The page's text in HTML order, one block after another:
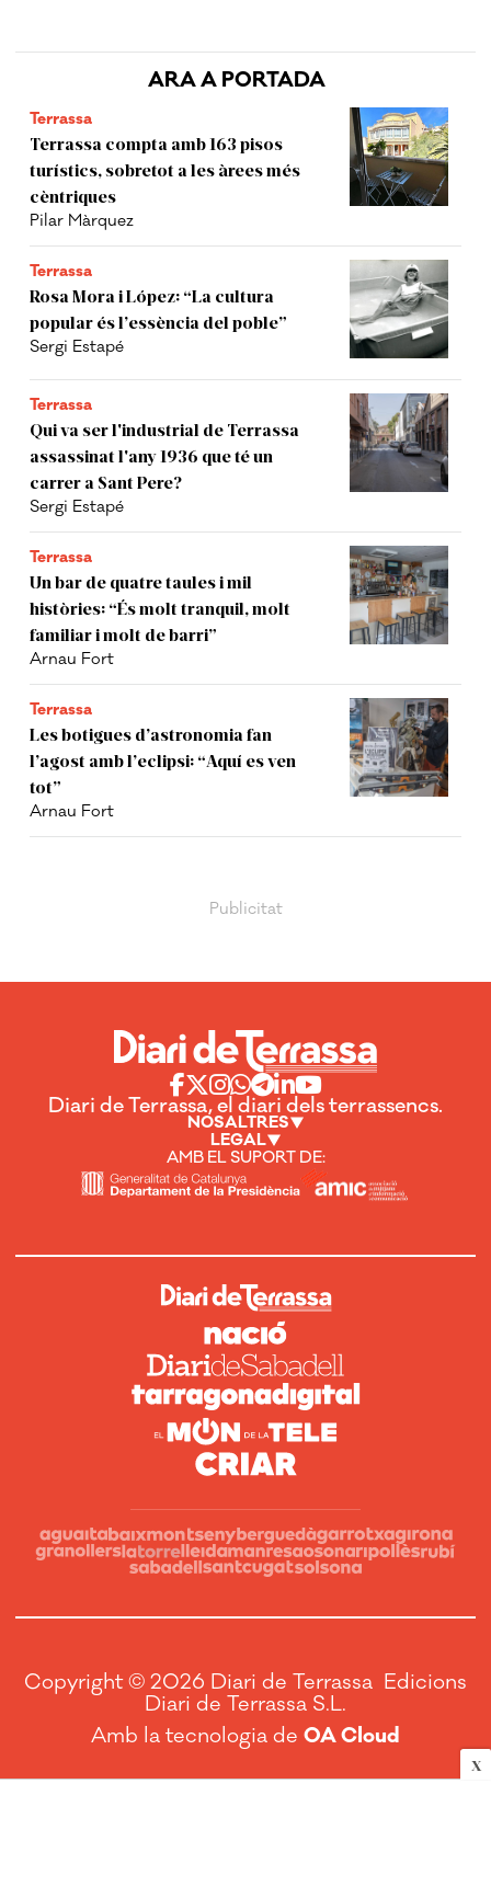
X
ARA A PORTADA
Terrassa
Terrassa compta amb 163 pisos
turístics, sobretot a les àrees més
cèntriques
Pilar Màrquez
Terrassa
Rosa Mora i López: “La cultura
popular és l’essència del poble”
Sergi Estapé
Terrassa
Qui va ser l'industrial de Terrassa
assassinat l'any 1936 que té un
carrer a Sant Pere?
Sergi Estapé
Terrassa
Un bar de quatre taules i mil
històries: “És molt tranquil, molt
familiar i molt de barri”
Arnau Fort
Terrassa
Les botigues d’astronomia fan
l’agost amb l’eclipsi: “Aquí es ven
tot”
Arnau Fort
Diari de Terrassa, el diari dels terrassencs.
NOSALTRES
LEGAL
AMB EL SUPORT DE:
Copyright © 2026 Diari de Terrassa Edicions
Diari de Terrassa S.L.
Amb la tecnologia de OA Cloud